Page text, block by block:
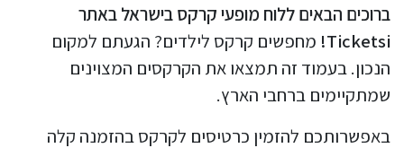
ברוכים הבאים ללוח מופעי קרקס בישראל באתר
Ticketsi! מחפשים קרקס לילדים? הגעתם למקום
הנכון. בעמוד זה תמצאו את הקרקסים המצוינים
שמתקיימים ברחבי הארץ.
באפשרותכם להזמין כרטיסים לקרקס בהזמנה קלה